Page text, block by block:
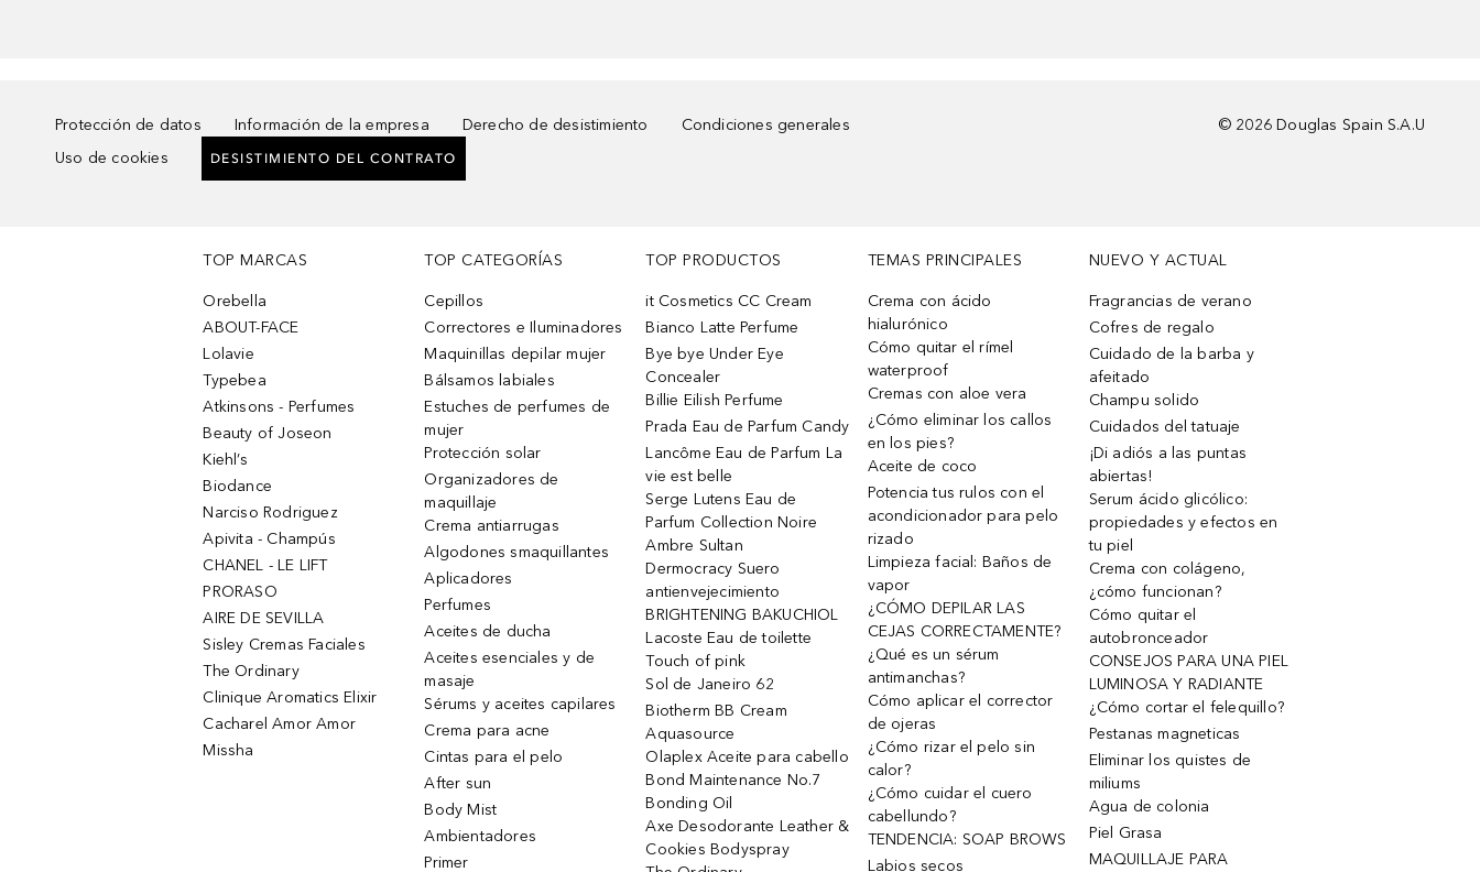
Protección de datos Información de la empresa Derecho de desistimiento
Condiciones generales
Uso de cookies
DESISTIMIENTO DEL CONTRATO
© 2026 Douglas Spain S.A.U
TOP MARCAS
Orebella
ABOUT-FACE
Lolavie
Typebea
Atkinsons - Perfumes
Beauty of Joseon
Kiehl’s
Biodance
Narciso Rodriguez
Apivita - Champús
CHANEL - LE LIFT
PRORASO
AIRE DE SEVILLA
Sisley Cremas Faciales
The Ordinary
Clinique Aromatics Elixir
Cacharel Amor Amor
Missha
TOP CATEGORÍAS
Cepillos
Correctores e Iluminadores
Maquinillas depilar mujer
Bálsamos labiales
Estuches de perfumes de
mujer
Protección solar
Organizadores de
maquillaje
Crema antiarrugas
Algodones smaquillantes
Aplicadores
Perfumes
Aceites de ducha
Aceites esenciales y de
masaje
Sérums y aceites capilares
Crema para acne
Cintas para el pelo
After sun
Body Mist
Ambientadores
Primer
TOP PRODUCTOS
it Cosmetics CC Cream
Bianco Latte Perfume
Bye bye Under Eye
Concealer
Billie Eilish Perfume
Prada Eau de Parfum Candy
Lancôme Eau de Parfum La
vie est belle
Serge Lutens Eau de
Parfum Collection Noire
Ambre Sultan
Dermocracy Suero
antienvejecimiento
BRIGHTENING BAKUCHIOL
Lacoste Eau de toilette
Touch of pink
Sol de Janeiro 62
Biotherm BB Cream
Aquasource
Olaplex Aceite para cabello
Bond Maintenance No.7
Bonding Oil
Axe Desodorante Leather &
Cookies Bodyspray
TEMAS PRINCIPALES
Crema con ácido
hialurónico
Cómo quitar el rímel
waterproof
Cremas con aloe vera
¿Cómo eliminar los callos
en los pies?
Aceite de coco
Potencia tus rulos con el
acondicionador para pelo
rizado
Limpieza facial: Baños de
vapor
¿CÓMO DEPILAR LAS
CEJAS CORRECTAMENTE?
¿Qué es un sérum
antimanchas?
Cómo aplicar el corrector
de ojeras
¿Cómo rizar el pelo sin
calor?
¿Cómo cuidar el cuero
cabellundo?
TENDENCIA: SOAP BROWS
Labios secos
NUEVO Y ACTUAL
Fragrancias de verano
Cofres de regalo
Cuidado de la barba y
afeitado
Champu solido
Cuidados del tatuaje
¡Di adiós a las puntas
abiertas!
Serum ácido glicólico:
propiedades y efectos en
tu piel
Crema con colágeno,
¿cómo funcionan?
Cómo quitar el
autobronceador
CONSEJOS PARA UNA PIEL
LUMINOSA Y RADIANTE
¿Cómo cortar el felequillo?
Pestanas magneticas
Eliminar los quistes de
miliums
Agua de colonia
Piel Grasa
MAQUILLAJE PARA